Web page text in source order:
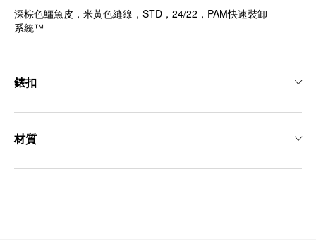
深棕色鱷魚皮，米黃色縫線，STD，24/22，PAM快速裝卸
系統™
錶扣
材質